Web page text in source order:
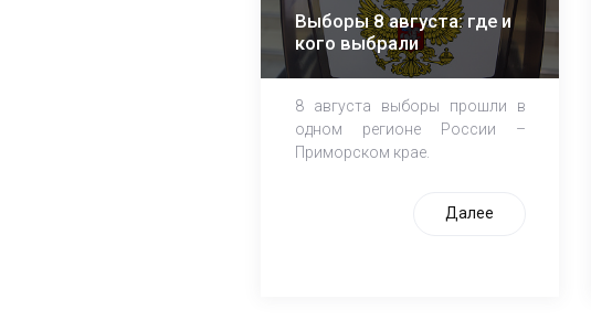
Выборы 8 августа: где и
кого выбрали
8 августа выборы прошли в
одном регионе России –
Приморском крае.
Далее